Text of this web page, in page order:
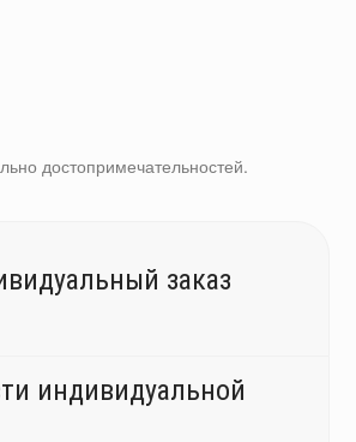
достопримечательностей.
заказ
индивидуальной